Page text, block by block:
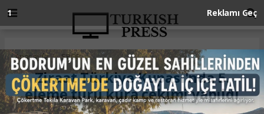
Anasayfa SPOR
Ziraat Türkiye Kupası'nda 5.
eleme turu kura çekimi yapıldı